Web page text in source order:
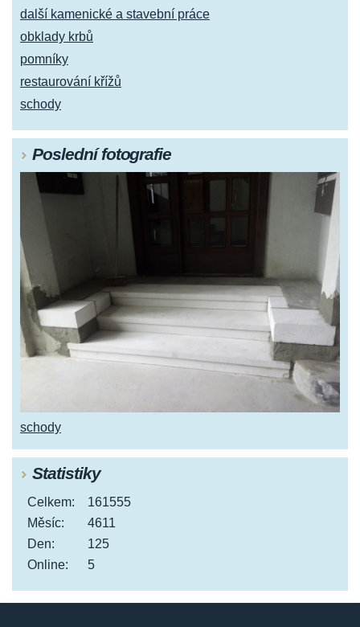
další kamenické a stavební práce
obklady krbů
pomníky
restaurování křížů
schody
Poslední fotografie
schody
Statistiky
Online: 5
Celkem:
161555
Měsíc:
4611
Den:
125